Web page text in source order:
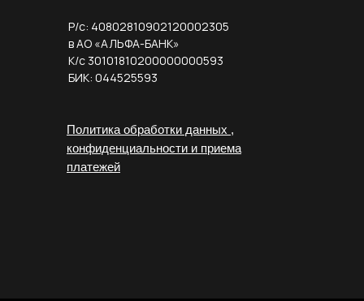
Р/с: 40802810902120002305
в АО «АЛЬФА-БАНК»
К/с 30101810200000000593
БИК: 044525593
Политика обработки данных ,
конфиденциальности и приема
платежей